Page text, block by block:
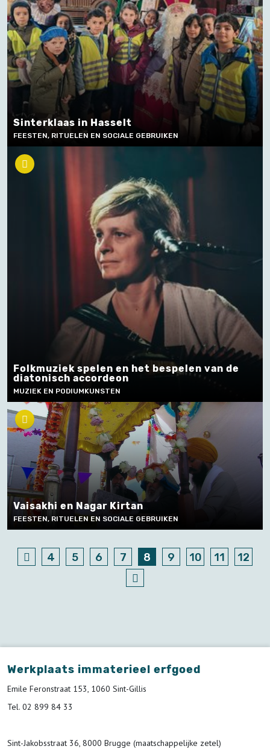
Sinterklaas in Hasselt
FEESTEN, RITUELEN EN SOCIALE GEBRUIKEN
Vaisakhi en Nagar Kirtan
FEESTEN, RITUELEN EN SOCIALE GEBRUIKEN
Folkmuziek spelen en het bespelen van de
diatonisch accordeon
MUZIEK EN PODIUMKUNSTEN
4 5 6 7 8 9 10 11 12
Werkplaats immaterieel erfgoed
Emile Feronstraat 153, 1060 Sint-Gillis
Tel. 02 899 84 33
Sint-Jakobsstraat 36, 8000 Brugge (maatschappelijke zetel)